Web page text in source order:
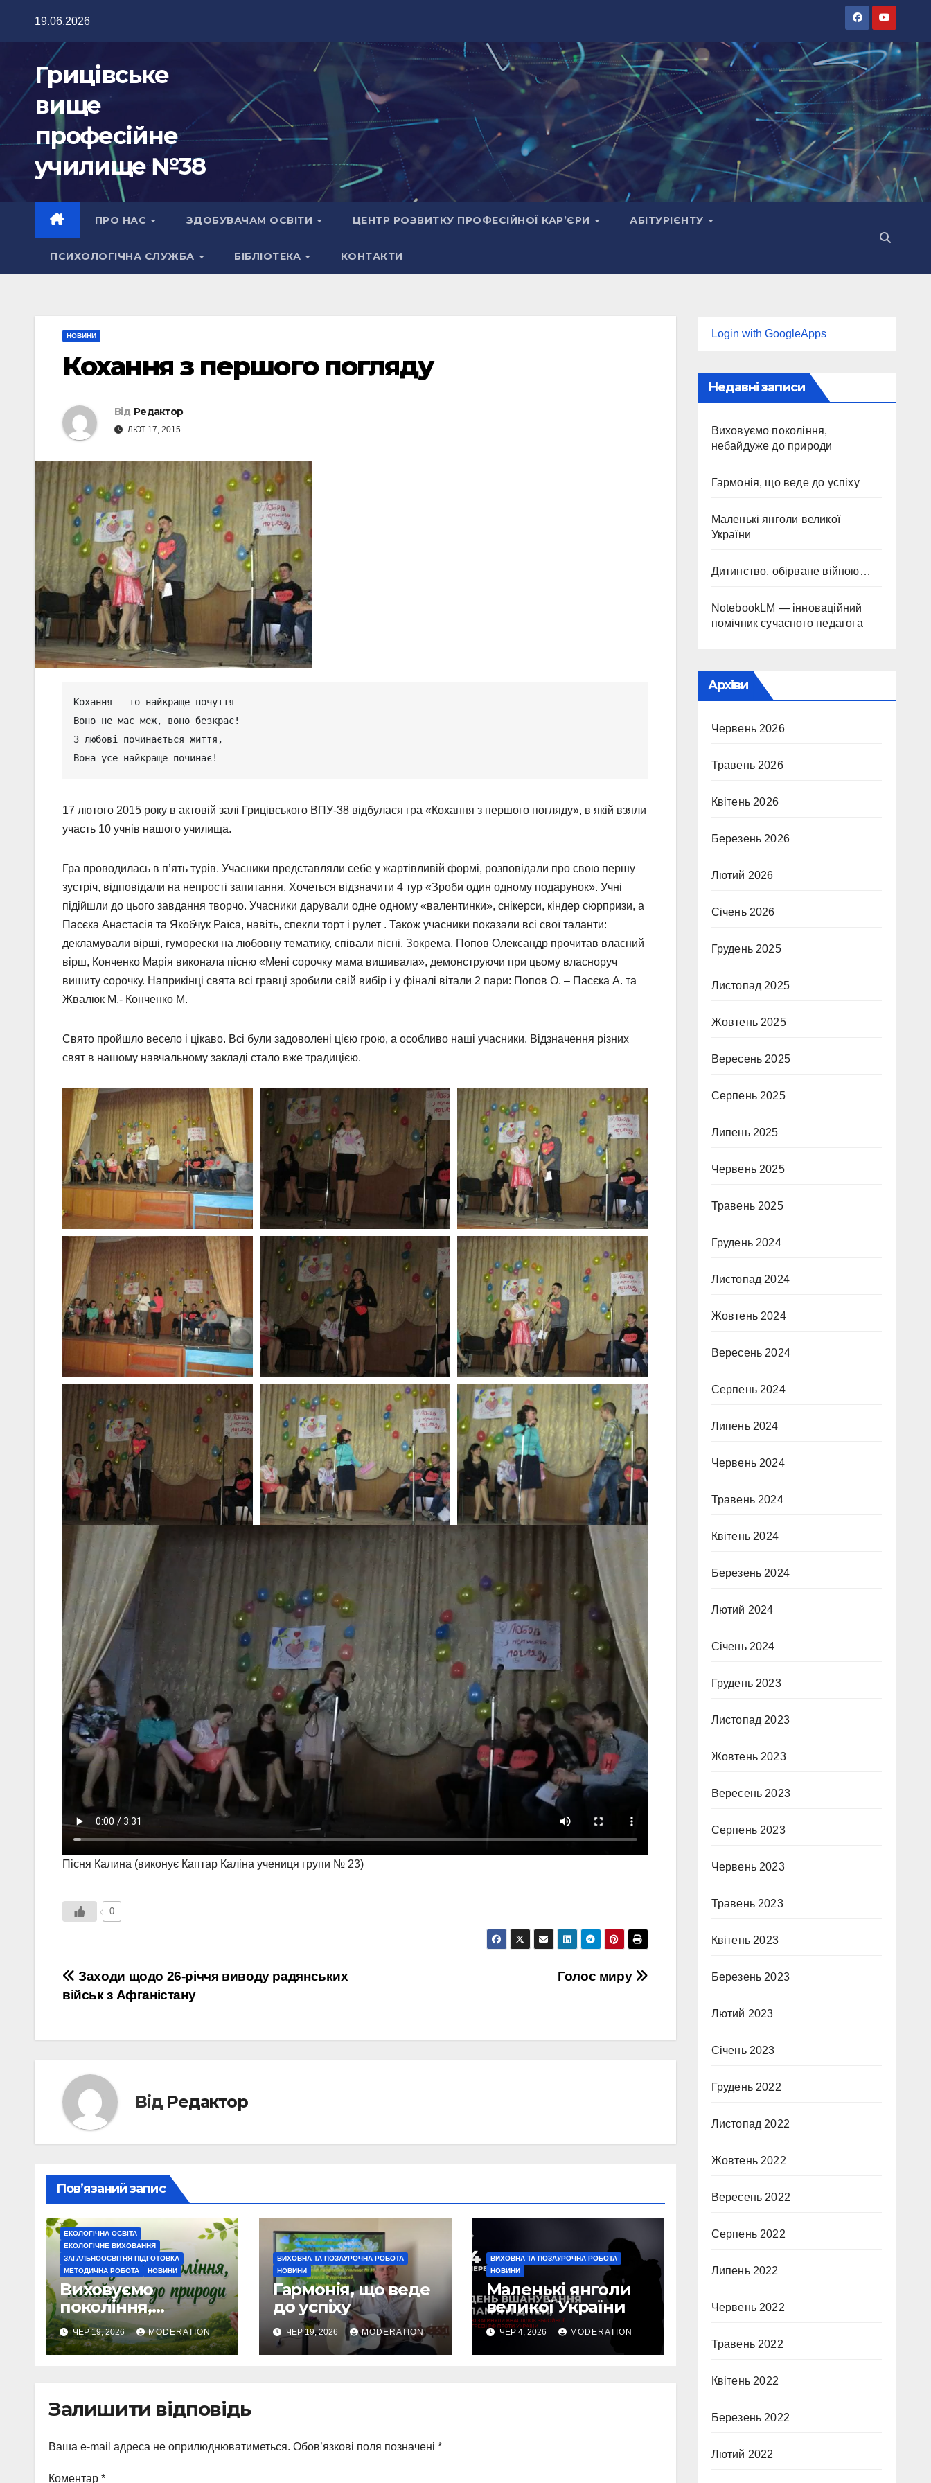
19.06.2026
Грицівське
вище
професійне
училище №38
ПРО НАС ЗДОБУВАЧАМ ОСВІТИ ЦЕНТР РОЗВИТКУ ПРОФЕСІЙНОЇ КАР’ЄРИ АБІТУРІЄНТУ
ПСИХОЛОГІЧНА СЛУЖБА БІБЛІОТЕКА КОНТАКТИ
НОВИНИ
Кохання з першого погляду
Від Редактор
ЛЮТ 17, 2015
Кохання — то найкраще почуття
Воно не має меж, воно безкрає!
З любові починається життя,
Вона усе найкраще починає!
17 лютого 2015 року в актовій залі Грицівського ВПУ-38 відбулася гра «Кохання з першого погляду», в якій взяли
участь 10 учнів нашого училища.
Гра проводилась в п’ять турів. Учасники представляли себе у жартівливій формі, розповідали про свою першу
зустріч, відповідали на непрості запитання. Хочеться відзначити 4 тур «Зроби один одному подарунок». Учні
підійшли до цього завдання творчо. Учасники дарували одне одному «валентинки», снікерси, кіндер сюрпризи, а
Пасєка Анастасія та Якобчук Раїса, навіть, спекли торт і рулет . Також учасники показали всі свої таланти:
декламували вірші, гуморески на любовну тематику, співали пісні. Зокрема, Попов Олександр прочитав власний
вірш, Конченко Марія виконала пісню «Мені сорочку мама вишивала», демонструючи при цьому власноруч
вишиту сорочку. Наприкінці свята всі гравці зробили свій вибір і у фіналі вітали 2 пари: Попов О. – Пасєка А. та
Жвалюк М.- Конченко М.
Свято пройшло весело і цікаво. Всі були задоволені цією грою, а особливо наші учасники. Відзначення різних
свят в нашому навчальному закладі стало вже традицією.
Пісня Калина (виконує Каптар Каліна учениця групи № 23)
0
Навігація
записів
Голос миру
Заходи щодо 26-річчя виводу радянських
військ з Афганістану
Від Редактор
Пов’язаний запис
ЕКОЛОГІЧНА ОСВІТА
ЕКОЛОГІЧНЕ ВИХОВАННЯ
ЗАГАЛЬНООСВІТНЯ ПІДГОТОВКА
МЕТОДИЧНА РОБОТА
НОВИНИ
Виховуємо
покоління,
небайдуже до
природи
ЧЕР 19, 2026 MODERATION
ВИХОВНА ТА ПОЗАУРОЧНА РОБОТА
НОВИНИ
Гармонія, що веде
до успіху
ЧЕР 19, 2026 MODERATION
ВИХОВНА ТА ПОЗАУРОЧНА РОБОТА
НОВИНИ
Маленькі янголи
великої України
ЧЕР 4, 2026 MODERATION
Залишити відповідь
Ваша e-mail адреса не оприлюднюватиметься. Обов’язкові поля позначені *
Коментар *
Login with GoogleApps
Недавні записи
Виховуємо покоління,
небайдуже до природи
Гармонія, що веде до успіху
Маленькі янголи великої
України
Дитинство, обірване війною…
NotebookLM — інноваційний
помічник сучасного педагога
Архіви
Червень 2026
Травень 2026
Квітень 2026
Березень 2026
Лютий 2026
Січень 2026
Грудень 2025
Листопад 2025
Жовтень 2025
Вересень 2025
Серпень 2025
Липень 2025
Червень 2025
Травень 2025
Грудень 2024
Листопад 2024
Жовтень 2024
Вересень 2024
Серпень 2024
Липень 2024
Червень 2024
Травень 2024
Квітень 2024
Березень 2024
Лютий 2024
Січень 2024
Грудень 2023
Листопад 2023
Жовтень 2023
Вересень 2023
Серпень 2023
Червень 2023
Травень 2023
Квітень 2023
Березень 2023
Лютий 2023
Січень 2023
Грудень 2022
Листопад 2022
Жовтень 2022
Вересень 2022
Серпень 2022
Липень 2022
Червень 2022
Травень 2022
Квітень 2022
Березень 2022
Лютий 2022